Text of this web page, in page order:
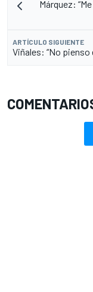
Márquez:
ARTÍCULO SIGUIENTE
Viñales: “No